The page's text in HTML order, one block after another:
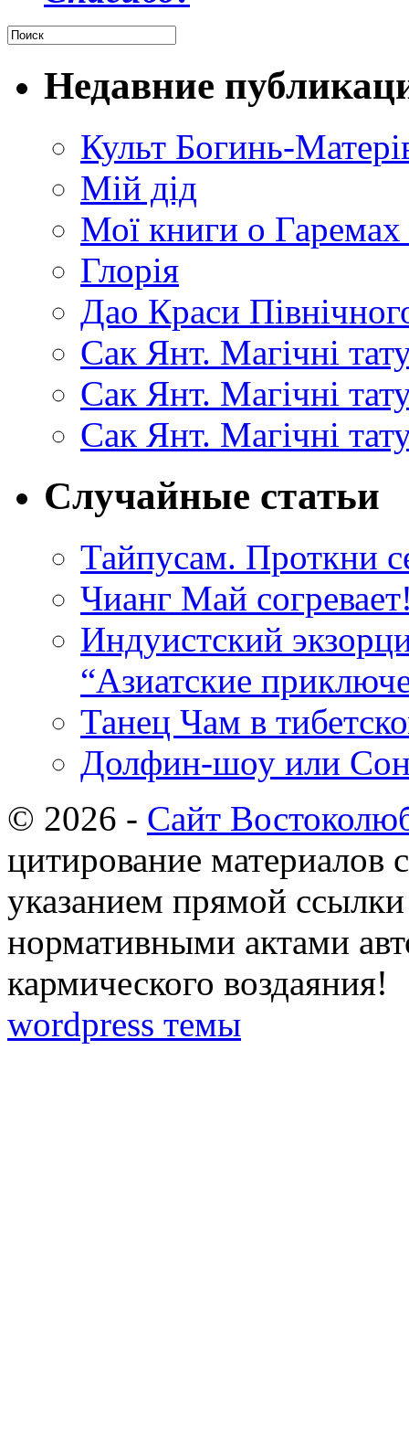
Недавние
Культ Богинь-
Мій дід
Мої книги о
Глорія
Дао Краси
Сак Янт. Магічні
Сак Янт. Магічні
Сак Янт. Магічні
Случайные статьи
Тайпусам. Проткни
Чианг Май
Индуистский
“Азиатские
Танец Чам в
Долфин-шоу или
© 2026 - Сайт
цитирование материалов
указанием прямой
нормативными актами
кармического воздаяния!
wordpress темы